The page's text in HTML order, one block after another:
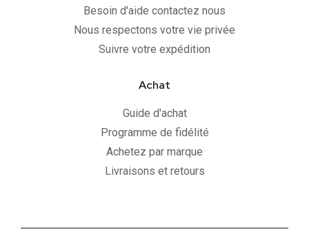
Besoin d'aide contactez nous
Nous respectons votre vie privée
Suivre votre expédition
Achat
Guide d'achat
Programme de fidélité
Achetez par marque
Livraisons et retours